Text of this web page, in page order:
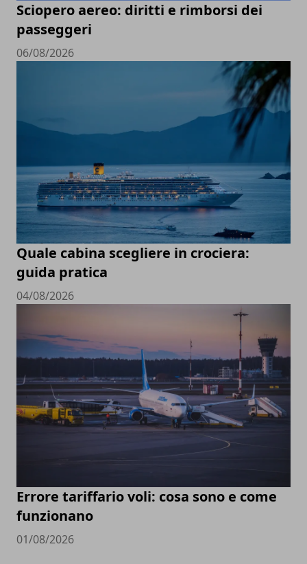
Sciopero aereo: diritti e rimborsi dei
passeggeri
06/08/2026
Quale cabina scegliere in crociera:
guida pratica
04/08/2026
Errore tariffario voli: cosa sono e come
funzionano
01/08/2026